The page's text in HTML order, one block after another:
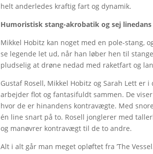
helt anderledes kraftig fart og dynamik.
Humoristisk stang-akrobatik og sej linedans
Mikkel Hobitz kan noget med en pole-stang,
se legende let ud, når han løber hen til
pludselig at drøne nedad med raketfart og
Gustaf Rosell, Mikkel Hobitz og Sarah Lett
arbejder flot og fantasifuldt sammen. De
hvor de er hinandens kontravægte. Med
én line snart på to. Rosell jonglerer med
og manøvrer kontravægt til de to andre.
Alt i alt går man meget opløftet fra ’The